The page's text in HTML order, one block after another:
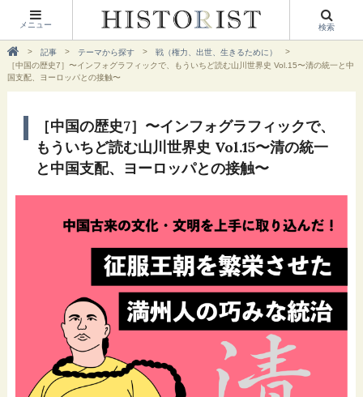
メニュー 検索
記事 テーマから探す
戦（権力、出世、生きるために）
［中国の歴史7］〜インフォグラフィックで、もういちど読む山川世界史 Vol.15〜清の統一と中
国支配、ヨーロッパとの接触〜
［中国の歴史7］〜インフォグラフィックで、
もういちど読む山川世界史 Vol.15〜清の統一
と中国支配、ヨーロッパとの接触〜